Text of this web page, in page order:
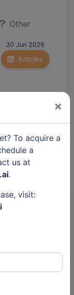
×
To acquire a
a
us at
.
visit:
Other
30 Jun 2026
Articles
13 Jul 2026
Articles